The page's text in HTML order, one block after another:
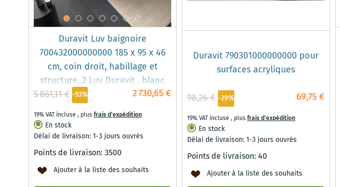
Duravit Luv baignoire
700432000000000 185 x 95 x 46
cm, coin droit, habillage et
structure, 2 Luv Duravit , blanc
2 730,65 €
5 861,11 € -53%
19% VAT incluse , plusfrais d'expédition
En stock
Délai de livraison: 1-3 jours ouvrés
Points de livraison: 3500
Ajouter à la liste des souhaits
Duravit 790301000000000 pour
surfaces acryliques
69,75 €
98,26 € -29%
19% VAT incluse , plusfrais d'expédition
En stock
Délai de livraison: 1-3 jours ouvrés
Points de livraison: 40
Ajouter à la liste des souhaits